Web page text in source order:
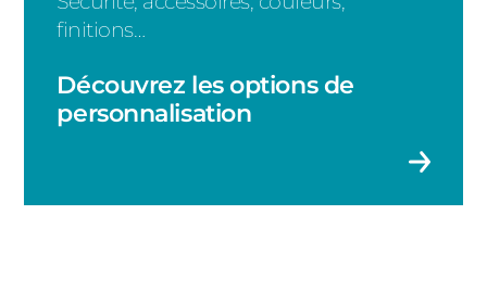
finitions…
Découvrez les options de
personnalisation